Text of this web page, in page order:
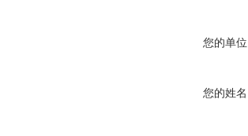
您的单
您的姓